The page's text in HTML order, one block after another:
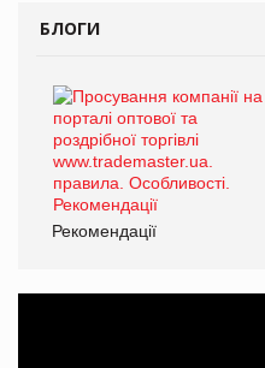
БЛОГИ
Рекомендації